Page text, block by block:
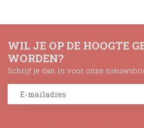
WIL JE OP DE HOOGTE
WORDEN?
Schrijf je dan in voor onze